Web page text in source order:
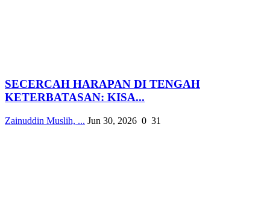
SECERCAH HARAPAN DI TENGAH
KETERBATASAN: KISA...
Zainuddin Muslih, ... Jun 30, 2026 0 31